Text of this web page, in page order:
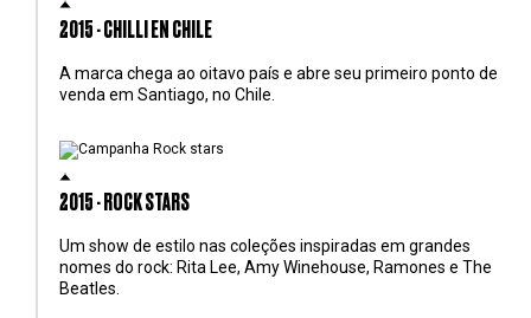
2015 - CHILLI EN CHILE
A marca chega ao oitavo país e abre seu primeiro ponto de
venda em Santiago, no Chile.
2015 - ROCK STARS
Um show de estilo nas coleções inspiradas em grandes
nomes do rock: Rita Lee, Amy Winehouse, Ramones e The
Beatles.